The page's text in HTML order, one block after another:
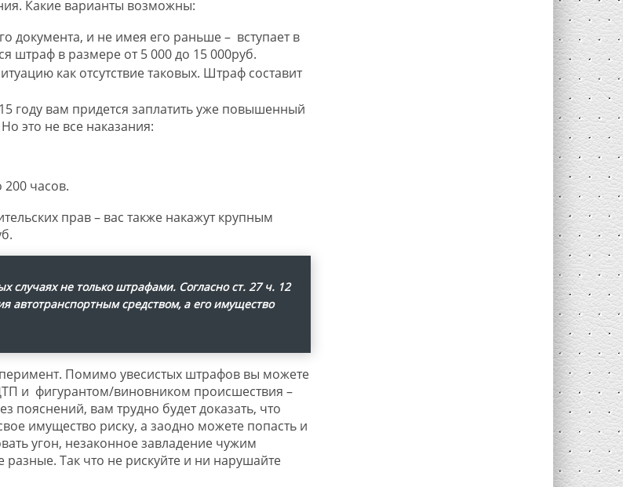
Какие варианты возможны:
документа, и не имея его раньше – вступает в
штраф в размере от 5 000 до 15 000руб.
как отсутствие таковых. Штраф составит
году вам придется заплатить уже повышенный
это не все наказания:
часов.
прав – вас также накажут крупным
случаях не только штрафами. Согласно ст. 27 ч. 12
автотранспортным средством, а его имущество
Помимо увесистых штрафов вы можете
и фигурантом/виновником происшествия –
пояснений, вам трудно будет доказать, что
имущество риску, а заодно можете попасть и
угон, незаконное завладение чужим
Так что не рискуйте и ни нарушайте